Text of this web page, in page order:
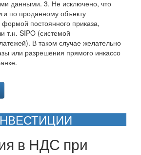
данными. 3. Не исключено, что
по проданному объекту
постоянного приказа,
т.н. SIPO (системой
В таком случае желательно
или разрешения прямого инкассо
в НДС при